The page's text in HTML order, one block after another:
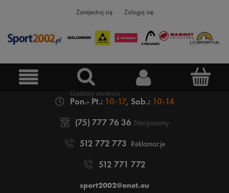
Zarejestruj się Zaloguj się
Pon.- Pt.: 10-17, Sob.: 10-14
(75) 777 76 36 Stacjonarny
512 772 773 Reklamacje
512 771 772
sport2002@onet.eu